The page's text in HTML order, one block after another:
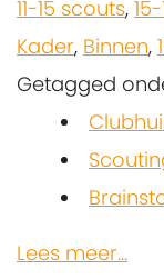
11-15 scouts,
Kader, Binnen,
Getagged
Lees meer...